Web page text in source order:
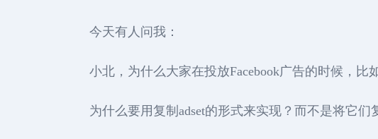
今天有人问我：
小北，为什么大家在投放Facebook广告的时候，比
为什么要用复制adset的形式来实现？而不是将它们